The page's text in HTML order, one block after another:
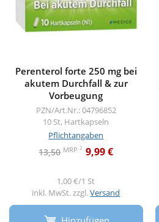
Perenterol forte 250 mg bei
akutem Durchfall & zur
Vorbeugung
PZN/Art.Nr.: 04796852
10 St, Hartkapseln
Pflichtangaben
13,50 MRP2 9,99 €
1,00 €/1 St
inkl. MwSt. zzgl.Versand